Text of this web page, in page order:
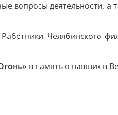
вопросы деятельности,
Челябинского
в память о павших в